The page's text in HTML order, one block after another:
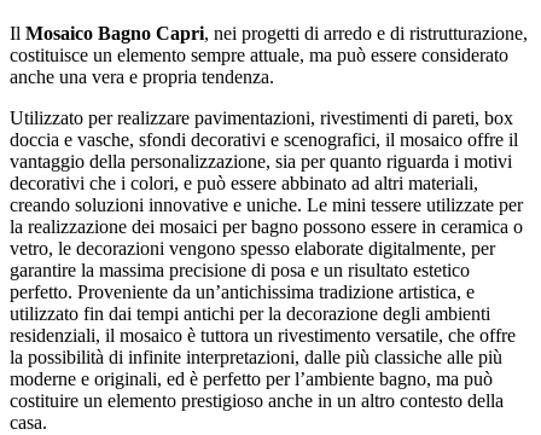
Il Mosaico Bagno Capri, nei progetti di arredo e di ristrutturazione,
costituisce un elemento sempre attuale, ma può essere considerato
anche una vera e propria tendenza.
Utilizzato per realizzare pavimentazioni, rivestimenti di pareti, box
doccia e vasche, sfondi decorativi e scenografici, il mosaico offre il
vantaggio della personalizzazione, sia per quanto riguarda i motivi
decorativi che i colori, e può essere abbinato ad altri materiali,
creando soluzioni innovative e uniche. Le mini tessere utilizzate per
la realizzazione dei mosaici per bagno possono essere in ceramica o
vetro, le decorazioni vengono spesso elaborate digitalmente, per
garantire la massima precisione di posa e un risultato estetico
perfetto. Proveniente da un’antichissima tradizione artistica, e
utilizzato fin dai tempi antichi per la decorazione degli ambienti
residenziali, il mosaico è tuttora un rivestimento versatile, che offre
la possibilità di infinite interpretazioni, dalle più classiche alle più
moderne e originali, ed è perfetto per l’ambiente bagno, ma può
costituire un elemento prestigioso anche in un altro contesto della
casa.